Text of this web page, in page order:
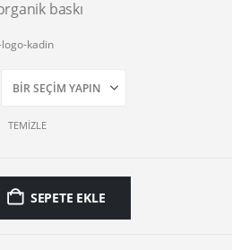
baskı
kadin
TEMIZLE
SEPETE EKLE